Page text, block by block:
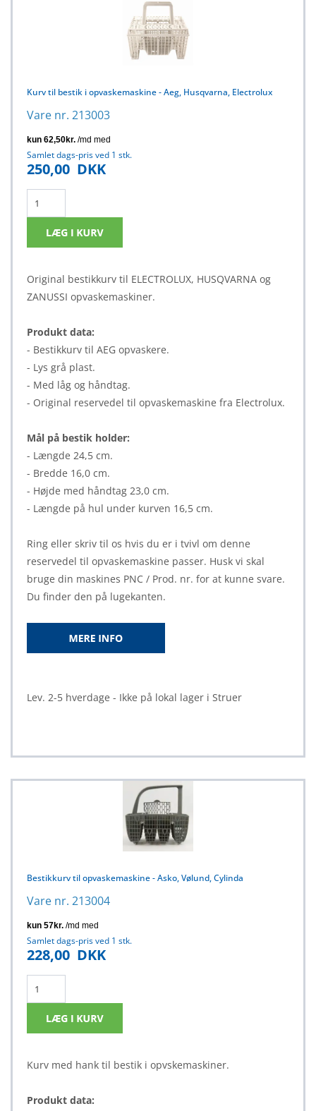
Kurv til bestik i opvaskemaskine - Aeg, Husqvarna, Electrolux
Vare nr. 213003
Samlet dags-pris ved 1 stk.
250,00 DKK
Original bestikkurv til ELECTROLUX, HUSQVARNA og
ZANUSSI opvaskemaskiner.
Produkt data:
- Bestikkurv til AEG opvaskere.
- Lys grå plast.
- Med låg og håndtag.
- Original reservedel til opvaskemaskine fra Electrolux.
Mål på bestik holder:
- Længde 24,5 cm.
- Bredde 16,0 cm.
- Højde med håndtag 23,0 cm.
- Længde på hul under kurven 16,5 cm.
Ring eller skriv til os hvis du er i tvivl om denne
reservedel til opvaskemaskine passer. Husk vi skal
bruge din maskines PNC / Prod. nr. for at kunne svare.
Du finder den på lugekanten.
Lev. 2-5 hverdage - Ikke på lokal lager i Struer
Bestikkurv til opvaskemaskine - Asko, Vølund, Cylinda
Vare nr. 213004
Samlet dags-pris ved 1 stk.
228,00 DKK
Kurv med hank til bestik i opvskemaskiner.
Produkt data: